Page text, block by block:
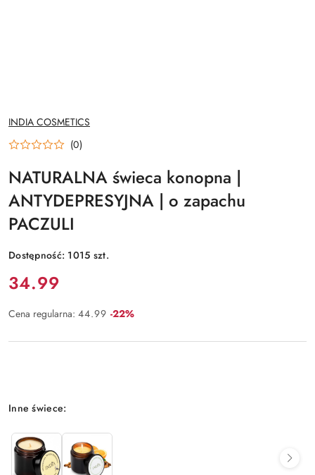
NAZWA
PRODUCENTA:
INDIA COSMETICS
(0)
NATURALNA świeca konopna |
ANTYDEPRESYJNA | o zapachu
PACZULI
Dostępność: 1015 szt.
Cena:
34.99
Cena regularna: 44.99 Rabat:
-22%
Wariant
Inne świece: